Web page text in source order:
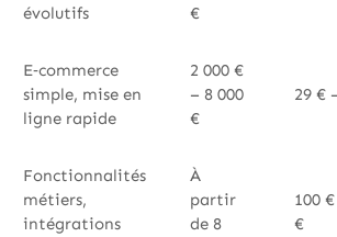
évolutifs
€
E‑commerce
simple, mise en
ligne rapide
2 000 €
– 8 000
€
29 €
Fonctionnalités
métiers,
intégrations
À
partir
de 8
100
€